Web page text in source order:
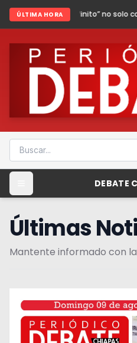
ÚLTIMA HORA
no solo consume tu tiempo,
DEBATE
Últimas
Mantente informado con